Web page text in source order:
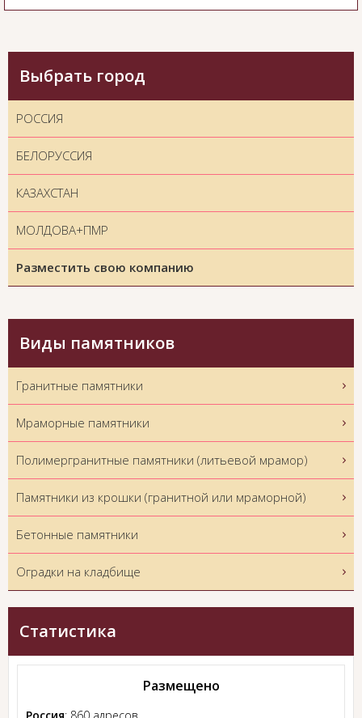
Выбрать город
РОССИЯ
БЕЛОРУССИЯ
КАЗАХСТАН
МОЛДОВА+ПМР
Разместить свою компанию
Виды памятников
Гранитные памятники
Мраморные памятники
Полимергранитные памятники (литьевой мрамор)
Памятники из крошки (гранитной или мраморной)
Бетонные памятники
Оградки на кладбище
Статистика
Размещено